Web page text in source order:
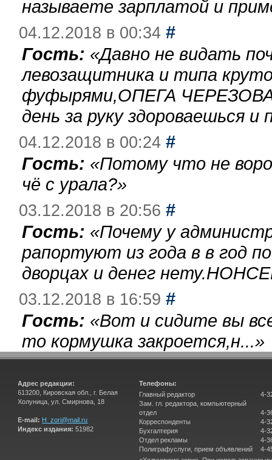
называете зарплатой и
04.12.2018 в 00:34 #
Гость: «Давно не видать
левозащитника и типа
фуфырями,ОПЕГА
день за руку здороваешься
04.12.2018 в 00:24 #
Гость: «Потому что не
чё с урала?»
03.12.2018 в 20:56 #
Гость: «Почему у
рапортуют из года в в год
дворцах и денег
03.12.2018 в 16:59 #
Гость: «Вот и сидите вы
то кормушка закроется,н...»
Адрес редакции:
613200, Кировская обл., г. Белая
Холуница, ул. Смирнова, 18
E-mail: H_zori@mail.ru
Индекс издания: 51982
Телефоны:
Главный редактор
Зам. гл. редактора, компьютерный
отдел
Корреспонденты
Бухгалтерия
Отдел рекламы
Полиграфуслуги, прием объявлений
4-
4-
4-
4-
4-
4-